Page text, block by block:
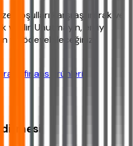
koşulları karşılaştırarak ve
verilir. Unutmayın, en iyi
ve ödeyebileceğiniz
Ziraat finans ürünleri